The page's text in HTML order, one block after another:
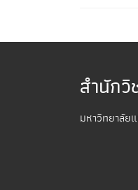
สำนักวิ
มหาวิทยาลัย